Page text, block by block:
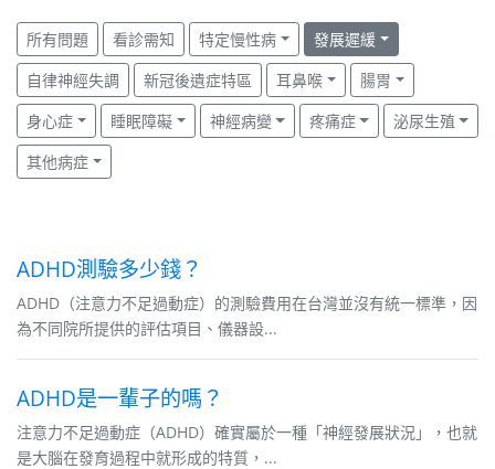
所有問題 看診需知 特定慢性病
發展遲緩
自律神經失調
新冠後遺症特區 耳鼻喉
腸胃
身心症
睡眠障礙 神經病變 疼痛症
泌尿生殖
其他病症
ADHD測驗多少錢？
ADHD（注意力不足過動症）的測驗費用在台灣並沒有統一標準，因
為不同院所提供的評估項目、儀器設...
ADHD是一輩子的嗎？
注意力不足過動症（ADHD）確實屬於一種「神經發展狀況」，也就
是大腦在發育過程中就形成的特質，...